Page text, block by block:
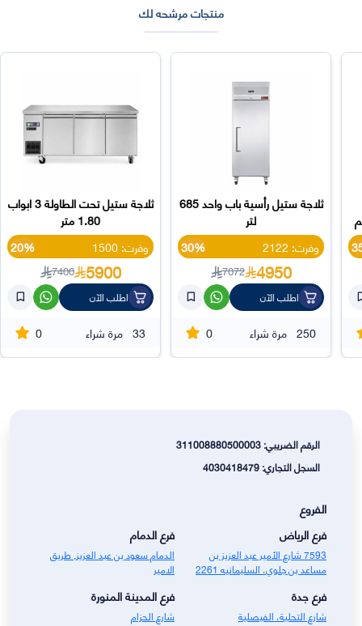
منتجات مرشحه لك
ثلاجة ستيل رأسية باب واحد 685
لتر
وفرت: 2122
30%
4950
7072
اطلب الآن
250 مرة شراء 0
ثلاجة ستيل تحت الطاولة 3 ابواب
1.80 متر
وفرت: 1500
20%
5900
7400
اطلب الآن
33 مرة شراء 0
الرقم الضريبي: 311008880500003
السجل التجاري: 4030418479
الفروع
فرع الرياض
7593 شارع الأمير عبد العزيز بن
مساعد بن جلوي، السليمانيه 2261
فرع الدمام
الدمام سعود بن عبد العزيز, طريق
الامير
فرع جدة
شارع التحلية، الفيصلية
فرع المدينة المنورة
شارع الحزام